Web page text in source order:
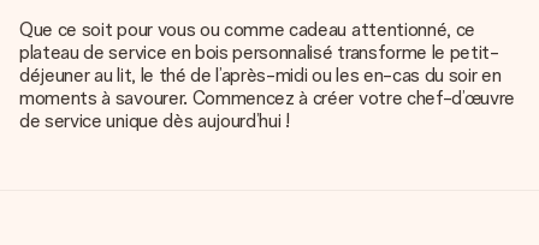
Que ce soit pour vous ou comme cadeau attentionné, ce
plateau de service en bois personnalisé transforme le petit-
déjeuner au lit, le thé de l’après-midi ou les en-cas du soir en
moments à savourer. Commencez à créer votre chef-d’œuvre
de service unique dès aujourd’hui !